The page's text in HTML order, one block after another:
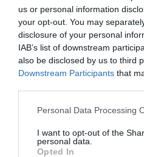
us or personal information
your opt-out. You may
disclosure of your personal
IAB’s list of downstream
also be disclosed by us to third
Downstream Participants that
Personal Data Processing
I want to opt-out of the
personal data.
Opted In
Δείτε αυτή τη